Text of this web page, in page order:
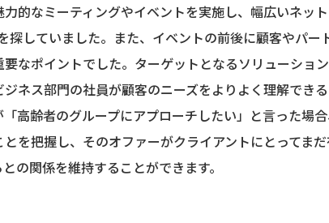
的なミーティングやイベントを実施し、幅広いネッ
探していました。また、イベントの前後に顧客やパー
なポイントでした。ターゲットとなるソリューショ
ネス部門の社員が顧客のニーズをよりよく理解でき
高齢者のグループにアプローチしたい」と言った場
を把握し、そのオファーがクライアントにとってま
の関係を維持することができます。